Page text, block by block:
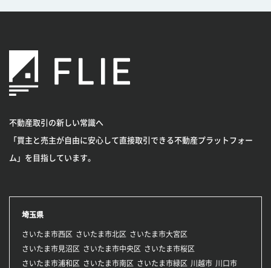
不動産取引の新しい常識へ
「買主と売主が自由に安心して直接取引できる不動産プラットフォー
ム」を目指しています。
埼玉県
さいたま市西区 さいたま市北区
さいたま市大宮区
さいたま市見沼区
さいたま市中央区
さいたま市桜区
さいたま市浦和区
さいたま市南区 さいたま市緑区 川越市 川口市